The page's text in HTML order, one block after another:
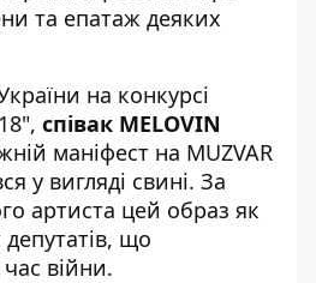
та епатаж деяких
на конкурсі
співак MELOVIN
маніфест на MUZVAR
у вигляді свині. За
артиста цей образ як
що
війни.